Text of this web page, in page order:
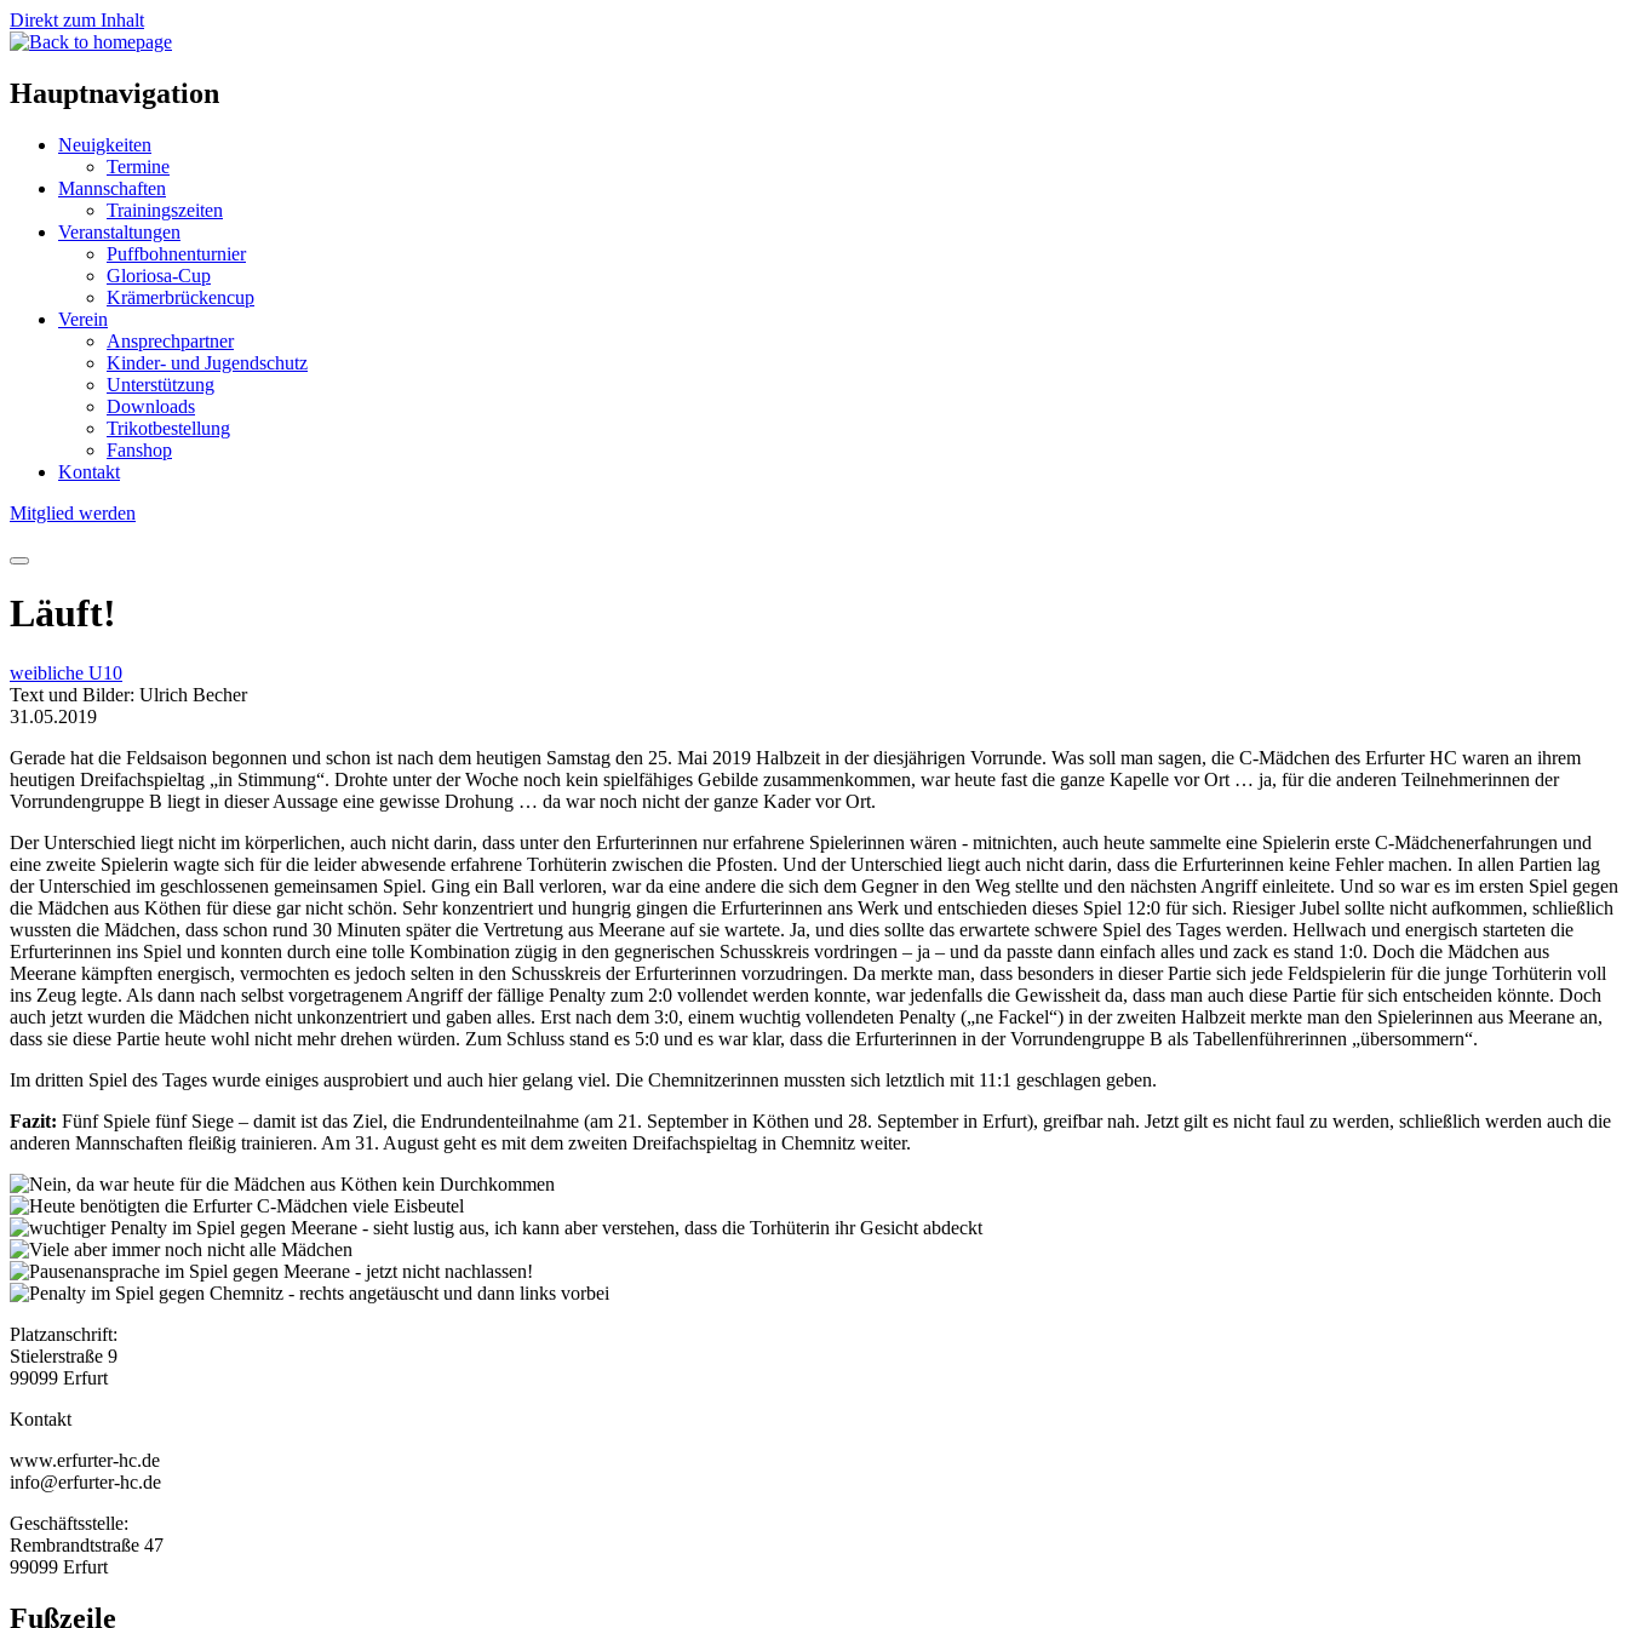
Direkt zum Inhalt
Hauptnavigation
Neuigkeiten
Termine
Mannschaften
Trainingszeiten
Veranstaltungen
Puffbohnenturnier
Gloriosa-Cup
Krämerbrückencup
Verein
Ansprechpartner
Kinder- und Jugendschutz
Unterstützung
Downloads
Trikotbestellung
Fanshop
Kontakt
Mitglied werden
Läuft!
weibliche U10
Text und Bilder: Ulrich Becher
31.05.2019
Gerade hat die Feldsaison begonnen und schon ist nach dem heutigen Samstag den 25. Mai 2019 Halbzeit in der diesjährigen Vorrunde. Was soll man sagen, die C-Mädchen des Erfurter HC waren an ihrem
heutigen Dreifachspieltag „in Stimmung“. Drohte unter der Woche noch kein spielfähiges Gebilde zusammenkommen, war heute fast die ganze Kapelle vor Ort … ja, für die anderen Teilnehmerinnen der
Vorrundengruppe B liegt in dieser Aussage eine gewisse Drohung … da war noch nicht der ganze Kader vor Ort.
Der Unterschied liegt nicht im körperlichen, auch nicht darin, dass unter den Erfurterinnen nur erfahrene Spielerinnen wären - mitnichten, auch heute sammelte eine Spielerin erste C-Mädchenerfahrungen und
eine zweite Spielerin wagte sich für die leider abwesende erfahrene Torhüterin zwischen die Pfosten. Und der Unterschied liegt auch nicht darin, dass die Erfurterinnen keine Fehler machen. In allen Partien lag
der Unterschied im geschlossenen gemeinsamen Spiel. Ging ein Ball verloren, war da eine andere die sich dem Gegner in den Weg stellte und den nächsten Angriff einleitete. Und so war es im ersten Spiel gegen
die Mädchen aus Köthen für diese gar nicht schön. Sehr konzentriert und hungrig gingen die Erfurterinnen ans Werk und entschieden dieses Spiel 12:0 für sich. Riesiger Jubel sollte nicht aufkommen, schließlich
wussten die Mädchen, dass schon rund 30 Minuten später die Vertretung aus Meerane auf sie wartete. Ja, und dies sollte das erwartete schwere Spiel des Tages werden. Hellwach und energisch starteten die
Erfurterinnen ins Spiel und konnten durch eine tolle Kombination zügig in den gegnerischen Schusskreis vordringen – ja – und da passte dann einfach alles und zack es stand 1:0. Doch die Mädchen aus
Meerane kämpften energisch, vermochten es jedoch selten in den Schusskreis der Erfurterinnen vorzudringen. Da merkte man, dass besonders in dieser Partie sich jede Feldspielerin für die junge Torhüterin voll
ins Zeug legte. Als dann nach selbst vorgetragenem Angriff der fällige Penalty zum 2:0 vollendet werden konnte, war jedenfalls die Gewissheit da, dass man auch diese Partie für sich entscheiden könnte. Doch
auch jetzt wurden die Mädchen nicht unkonzentriert und gaben alles. Erst nach dem 3:0, einem wuchtig vollendeten Penalty („ne Fackel“) in der zweiten Halbzeit merkte man den Spielerinnen aus Meerane an,
dass sie diese Partie heute wohl nicht mehr drehen würden. Zum Schluss stand es 5:0 und es war klar, dass die Erfurterinnen in der Vorrundengruppe B als Tabellenführerinnen „übersommern“.
Im dritten Spiel des Tages wurde einiges ausprobiert und auch hier gelang viel. Die Chemnitzerinnen mussten sich letztlich mit 11:1 geschlagen geben.
Fazit: Fünf Spiele fünf Siege – damit ist das Ziel, die Endrundenteilnahme (am 21. September in Köthen und 28. September in Erfurt), greifbar nah. Jetzt gilt es nicht faul zu werden, schließlich werden auch die
anderen Mannschaften fleißig trainieren. Am 31. August geht es mit dem zweiten Dreifachspieltag in Chemnitz weiter.
Platzanschrift:
Stielerstraße 9
99099 Erfurt
Kontakt
www.erfurter-hc.de
info@erfurter-hc.de
Geschäftsstelle:
Rembrandtstraße 47
99099 Erfurt
Fußzeile